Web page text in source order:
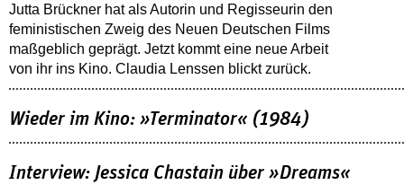
Jutta Brückner hat als Autorin und Regisseurin den
feministischen Zweig des Neuen Deutschen Films
maßgeblich geprägt. Jetzt kommt eine neue Arbeit
von ihr ins Kino. Claudia Lenssen blickt zurück.
Wieder im Kino: »Terminator« (1984)
Interview: Jessica Chastain über »Dreams«